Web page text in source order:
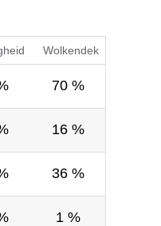
Wolkendek
70 %
16 %
36 %
1 %